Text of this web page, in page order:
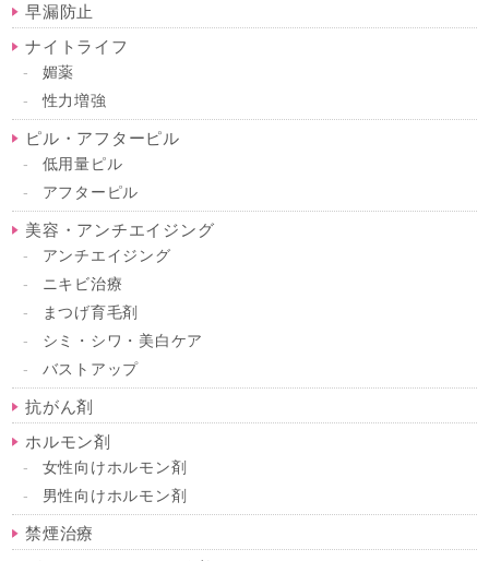
早漏防止
ナイトライフ
媚薬
性力増強
ピル・アフターピル
低用量ピル
アフターピル
美容・アンチエイジング
アンチエイジング
ニキビ治療
まつげ育毛剤
シミ・シワ・美白ケア
バストアップ
抗がん剤
ホルモン剤
女性向けホルモン剤
男性向けホルモン剤
禁煙治療